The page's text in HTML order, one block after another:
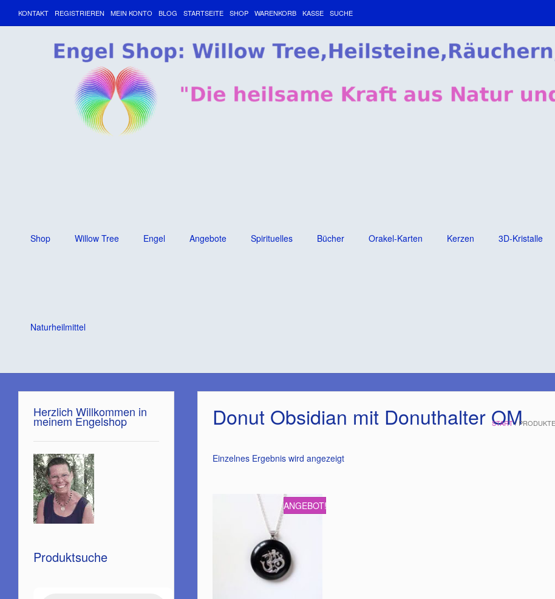
KONTAKT REGISTRIEREN MEIN KONTO BLOG STARTSEITE SHOP WARENKORB KASSE SUCHE
Shop Willow Tree Engel Angebote Spirituelles Bücher Orakel-Karten Kerzen 3D-Kristalle
Naturheilmittel
START/
Donut Obsidian mit Donuthalter OM
Einzelnes Ergebnis wird angezeigt
ANGEBOT!
Herzlich Willkommen in
meinem Engelshop
Produktsuche